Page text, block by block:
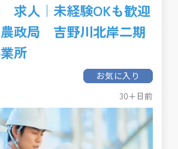
求人｜未経験OKも歓迎
農政局 吉野川北岸二期
所
お気に入り
30+日前